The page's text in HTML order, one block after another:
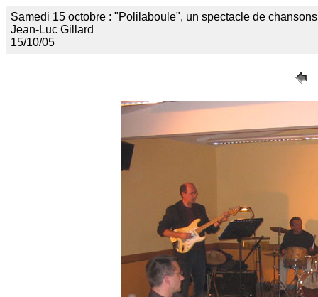
Samedi 15 octobre : "Polilaboule", un spectacle de
Jean-Luc Gillard
15/10/05